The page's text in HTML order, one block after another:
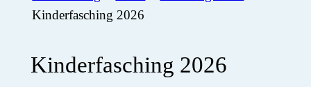
Kinderfasching 2026
Kinderfasching 2026